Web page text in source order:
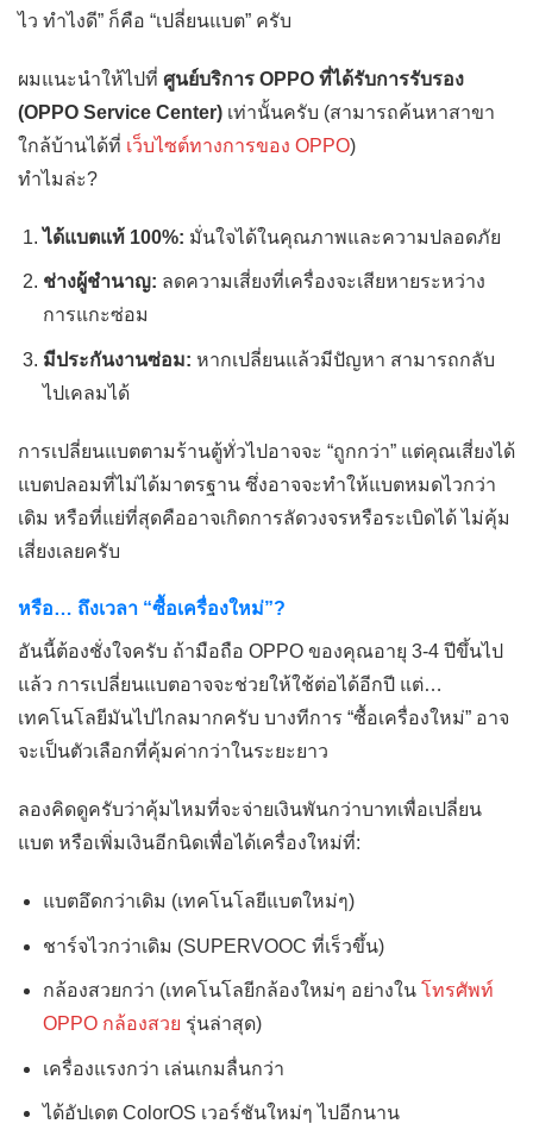
ไว ทำไงดี” ก็คือ “เปลี่ยนแบต” ครับ
ผมแนะนำให้ไปที่ ศูนย์บริการ OPPO ที่ได้รับการรับรอง
(OPPO Service Center) เท่านั้นครับ (สามารถค้นหาสาขา
ใกล้บ้านได้ที่ เว็บไซต์ทางการของ OPPO)
ทำไมล่ะ?
ได้แบตแท้ 100%: มั่นใจได้ในคุณภาพและความปลอดภัย
ช่างผู้ชำนาญ: ลดความเสี่ยงที่เครื่องจะเสียหายระหว่าง
การแกะซ่อม
มีประกันงานซ่อม: หากเปลี่ยนแล้วมีปัญหา สามารถกลับ
ไปเคลมได้
การเปลี่ยนแบตตามร้านตู้ทั่วไปอาจจะ “ถูกกว่า” แต่คุณเสี่ยงได้
แบตปลอมที่ไม่ได้มาตรฐาน ซึ่งอาจจะทำให้แบตหมดไวกว่า
เดิม หรือที่แย่ที่สุดคืออาจเกิดการลัดวงจรหรือระเบิดได้ ไม่คุ้ม
เสี่ยงเลยครับ
หรือ… ถึงเวลา “ซื้อเครื่องใหม่”?
อันนี้ต้องชั่งใจครับ ถ้ามือถือ OPPO ของคุณอายุ 3-4 ปีขึ้นไป
แล้ว การเปลี่ยนแบตอาจจะช่วยให้ใช้ต่อได้อีกปี แต่…
เทคโนโลยีมันไปไกลมากครับ บางทีการ “ซื้อเครื่องใหม่” อาจ
จะเป็นตัวเลือกที่คุ้มค่ากว่าในระยะยาว
ลองคิดดูครับว่าคุ้มไหมที่จะจ่ายเงินพันกว่าบาทเพื่อเปลี่ยน
แบต หรือเพิ่มเงินอีกนิดเพื่อได้เครื่องใหม่ที่:
แบตอึดกว่าเดิม (เทคโนโลยีแบตใหม่ๆ)
ชาร์จไวกว่าเดิม (SUPERVOOC ที่เร็วขึ้น)
กล้องสวยกว่า (เทคโนโลยีกล้องใหม่ๆ อย่างใน โทรศัพท์
OPPO กล้องสวย รุ่นล่าสุด)
เครื่องแรงกว่า เล่นเกมลื่นกว่า
ได้อัปเดต ColorOS เวอร์ชันใหม่ๆ ไปอีกนาน